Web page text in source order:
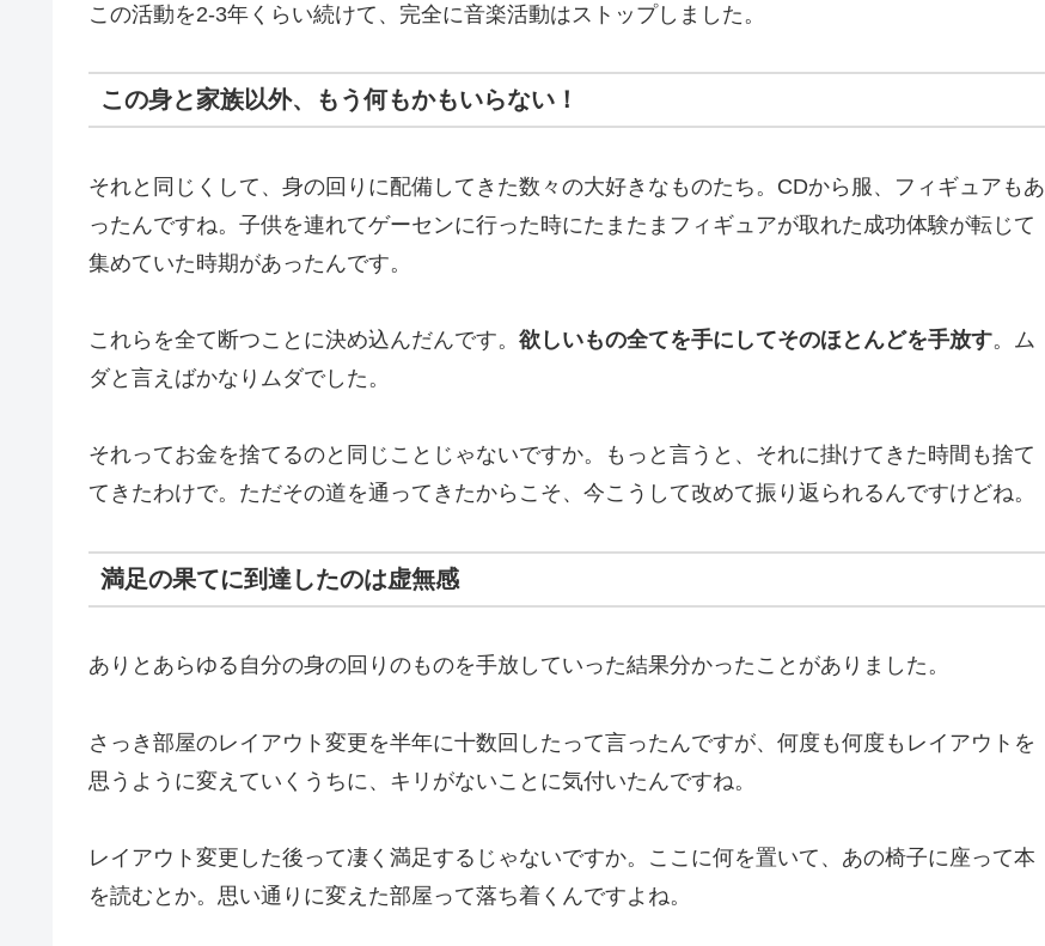
この活動を2-3年くらい続けて、完全に音楽活動はストップしました。
この身と家族以外、もう何もかもいらない！
それと同じくして、身の回りに配備してきた数々の大好きなものたち。CDから服、フィギュアもあ
ったんですね。子供を連れてゲーセンに行った時にたまたまフィギュアが取れた成功体験が転じて
集めていた時期があったんです。
これらを全て断つことに決め込んだんです。 欲しいもの全てを手にしてそのほとんどを手放す。ム
ダと言えばかなりムダでした。
それってお金を捨てるのと同じことじゃないですか。もっと言うと、それに掛けてきた時間も捨て
てきたわけで。ただその道を通ってきたからこそ、今こうして改めて振り返られるんですけどね。
満足の果てに到達したのは虚無感
ありとあらゆる自分の身の回りのものを手放していった結果分かったことがありました。
さっき部屋のレイアウト変更を半年に十数回したって言ったんですが、何度も何度もレイアウトを
思うように変えていくうちに、キリがないことに気付いたんですね。
レイアウト変更した後って凄く満足するじゃないですか。ここに何を置いて、あの椅子に座って本
を読むとか。思い通りに変えた部屋って落ち着くんですよね。